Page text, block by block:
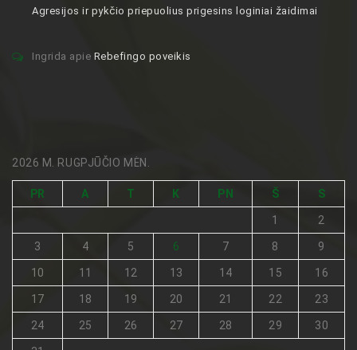
Agresijos ir pykčio priepuolius prigesins loginiai žaidimai
Ingrida apie Rebefingo poveikis
2026 M. RUGPJŪČIO MĖN.
PR A T K PN Š S
1 2
3 4 5 6 7 8 9
10 11 12 13 14 15 16
17 18 19 20 21 22 23
24 25 26 27 28 29 30